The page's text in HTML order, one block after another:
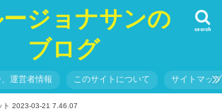
ジョナサンの
ブログ
search
運営者情報 このサイトについて サイトマップ
ト 2023-03-21 7.46.07